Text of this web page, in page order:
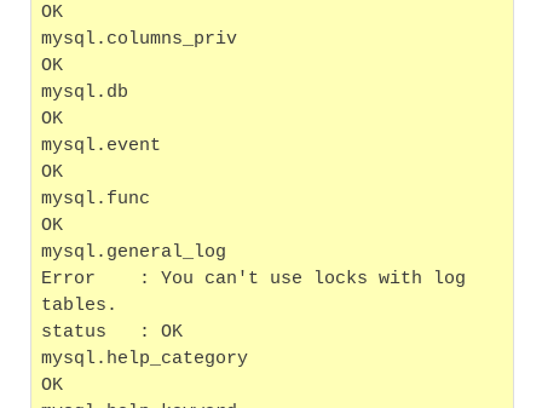
OK
mysql.columns_priv
OK
mysql.db
OK
mysql.event
OK
mysql.func
OK
mysql.general_log
Error    : You can't use locks with log
tables.
status   : OK
mysql.help_category
OK